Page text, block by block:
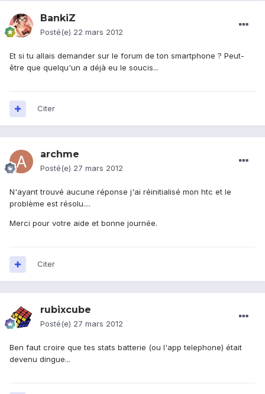
BankiZ
Posté(e) 22 mars 2012
Et si tu allais demander sur le forum de ton smartphone ? Peut-
être que quelqu'un a déjà eu le soucis...
Citer
archme
Posté(e) 27 mars 2012
N'ayant trouvé aucune réponse j'ai réinitialisé mon htc et le
problème est résolu....
Merci pour votre aide et bonne journée.
Citer
rubixcube
Posté(e) 27 mars 2012
Ben faut croire que tes stats batterie (ou l'app telephone) était
devenu dingue...